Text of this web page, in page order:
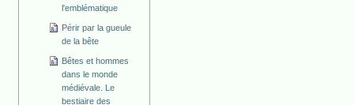
l'emblématique
Périr par la gueule
de la bête
Bêtes et hommes
dans le monde
médiévale. Le
bestiaire des